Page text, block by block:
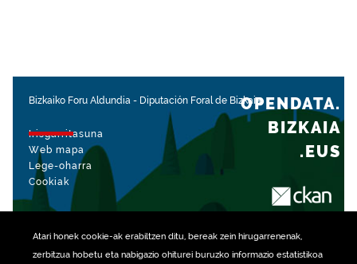
Atari honek cookie-ak erabiltzen ditu, bereak zein hirugarrenenak,
zerbitzua hobetu eta nabigazio ohiturei buruzko informazio estatistikoa
Bizkaiko Foru Aldundia - Diputación Foral de Bizkaia
Irisgarritasuna
Web mapa
Lege-oharra
Cookiak
OPENDATA.
BIZKAIA
.EUS